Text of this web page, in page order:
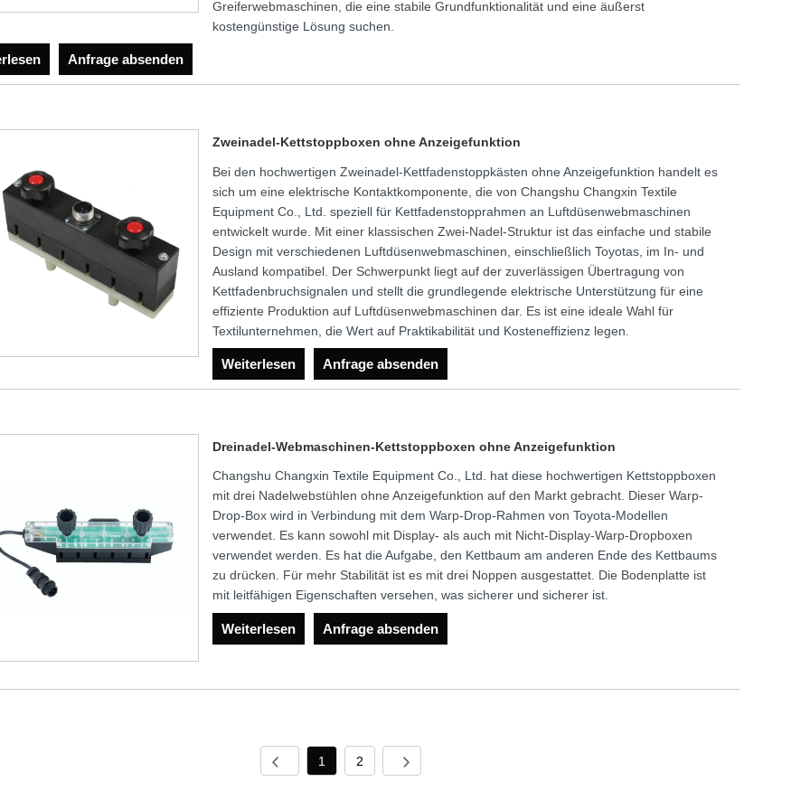
Greiferwebmaschinen, die eine stabile Grundfunktionalität und eine äußerst
kostengünstige Lösung suchen.
Anfrage absenden
Zweinadel-Kettstoppboxen ohne Anzeigefunktion
Bei den hochwertigen Zweinadel-Kettfadenstoppkästen ohne Anzeigefunktion handelt es
sich um eine elektrische Kontaktkomponente, die von Changshu Changxin Textile
Equipment Co., Ltd. speziell für Kettfadenstopprahmen an Luftdüsenwebmaschinen
entwickelt wurde. Mit einer klassischen Zwei-Nadel-Struktur ist das einfache und stabile
Design mit verschiedenen Luftdüsenwebmaschinen, einschließlich Toyotas, im In- und
Ausland kompatibel. Der Schwerpunkt liegt auf der zuverlässigen Übertragung von
Kettfadenbruchsignalen und stellt die grundlegende elektrische Unterstützung für eine
effiziente Produktion auf Luftdüsenwebmaschinen dar. Es ist eine ideale Wahl für
Textilunternehmen, die Wert auf Praktikabilität und Kosteneffizienz legen.
Weiterlesen Anfrage absenden
Dreinadel-Webmaschinen-Kettstoppboxen ohne Anzeigefunktion
Changshu Changxin Textile Equipment Co., Ltd. hat diese hochwertigen Kettstoppboxen
mit drei Nadelwebstühlen ohne Anzeigefunktion auf den Markt gebracht. Dieser Warp-
Drop-Box wird in Verbindung mit dem Warp-Drop-Rahmen von Toyota-Modellen
verwendet. Es kann sowohl mit Display- als auch mit Nicht-Display-Warp-Dropboxen
verwendet werden. Es hat die Aufgabe, den Kettbaum am anderen Ende des Kettbaums
zu drücken. Für mehr Stabilität ist es mit drei Noppen ausgestattet. Die Bodenplatte ist
mit leitfähigen Eigenschaften versehen, was sicherer und sicherer ist.
Weiterlesen Anfrage absenden
1 2